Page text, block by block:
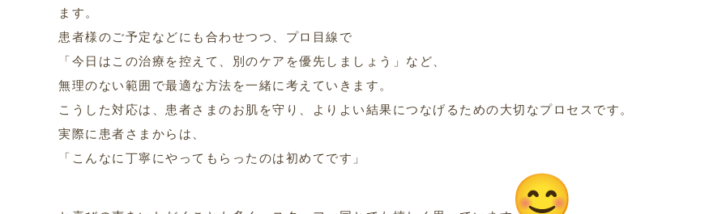
ます。
患者様のご予定などにも合わせつつ、プロ目線で
「今日はこの治療を控えて、別のケアを優先しましょう」など、
無理のない範囲で最適な方法を一緒に考えていきます。
こうした対応は、患者さまのお肌を守り、よりよい結果につなげるための大切なプロセスです。
実際に患者さまからは、
「こんなに丁寧にやってもらったのは初めてです」